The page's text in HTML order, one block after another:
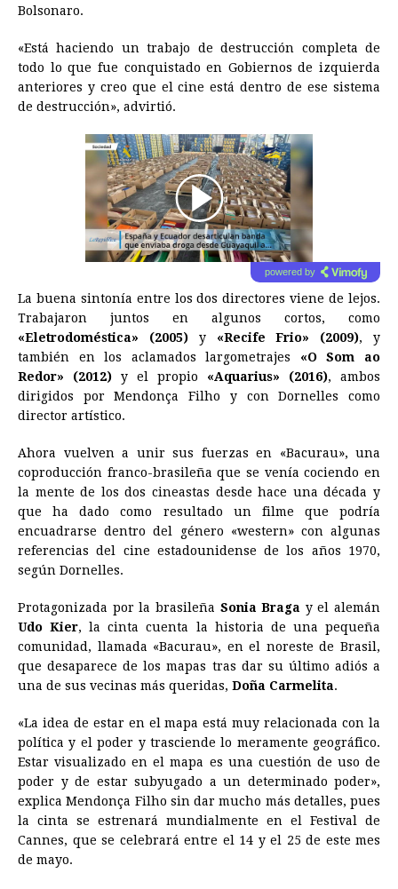
Bolsonaro.
«Está haciendo un trabajo de destrucción completa de
todo lo que fue conquistado en Gobiernos de izquierda
anteriores y creo que el cine está dentro de ese sistema
de destrucción», advirtió.
00:00/01:00
powered by
La buena sintonía entre los dos directores viene de lejos.
Trabajaron juntos en algunos cortos, como
«Eletrodoméstica» (2005)y«Recife Frio» (2009), y
también en los aclamados largometrajes «O Som ao
Redor» (2012) y el propio «Aquarius» (2016), ambos
dirigidos por Mendonça Filho y con Dornelles como
director artístico.
Ahora vuelven a unir sus fuerzas en «Bacurau», una
coproducción franco-brasileña que se venía cociendo en
la mente de los dos cineastas desde hace una década y
que ha dado como resultado un filme que podría
encuadrarse dentro del género «western» con algunas
referencias del cine estadounidense de los años 1970,
según Dornelles.
Protagonizada por la brasileña Sonia Braga y el alemán
Udo Kier, la cinta cuenta la historia de una pequeña
comunidad, llamada «Bacurau», en el noreste de Brasil,
que desaparece de los mapas tras dar su último adiós a
una de sus vecinas más queridas, Doña Carmelita.
«La idea de estar en el mapa está muy relacionada con la
política y el poder y trasciende lo meramente geográfico.
Estar visualizado en el mapa es una cuestión de uso de
poder y de estar subyugado a un determinado poder»,
explica Mendonça Filho sin dar mucho más detalles, pues
la cinta se estrenará mundialmente en el Festival de
Cannes, que se celebrará entre el 14 y el 25 de este mes
de mayo.